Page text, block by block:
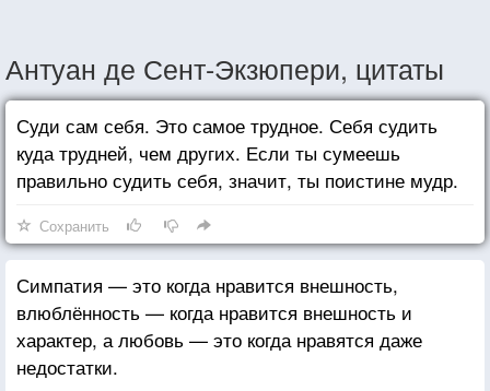
Антуан де Сент-Экзюпери, цитаты
Суди сам себя. Это самое трудное. Себя судить
куда трудней, чем других. Если ты сумеешь
правильно судить себя, значит, ты поистине мудр.
Сохранить
Симпатия — это когда нравится внешность,
влюблённость — когда нравится внешность и
характер, а любовь — это когда нравятся даже
недостатки.